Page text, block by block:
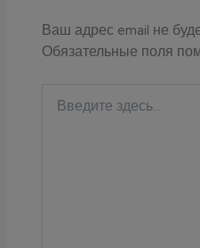
Ваш адрес email не
Обязательные поля
здесь...